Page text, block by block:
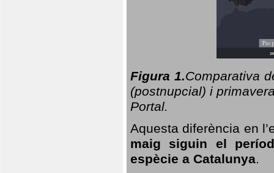
Figura 1.Comparativa
(postnupcial) i
Portal.
Aquesta diferència en
maig siguin el
espècie a Catalunya.